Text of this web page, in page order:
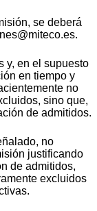
se deberá
y, en el supuesto
en tiempo y
no
sino que,
de admitidos.
no
justificando
de admitidos,
excluidos